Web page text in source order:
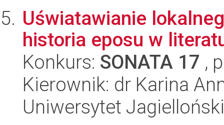
Uświatawianie
historia eposu w
Konkurs: SONATA 17 ,
Kierownik: dr Karina
Uniwersytet